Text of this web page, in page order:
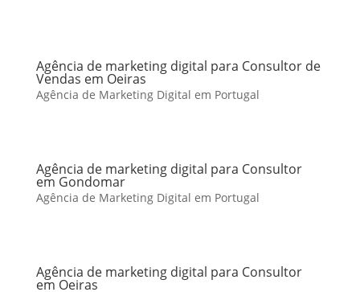
Agência de marketing digital para Consultor de
Vendas em Oeiras
Agência de Marketing Digital em Portugal
Agência de marketing digital para Consultor
em Gondomar
Agência de Marketing Digital em Portugal
Agência de marketing digital para Consultor
em Oeiras